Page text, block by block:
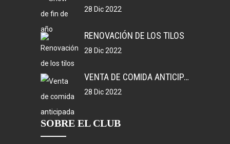
28 Dic 2022
RENOVACIÓN DE LOS TILOS
28 Dic 2022
VENTA DE COMIDA ANTICIPADA
28 Dic 2022
SOBRE EL CLUB